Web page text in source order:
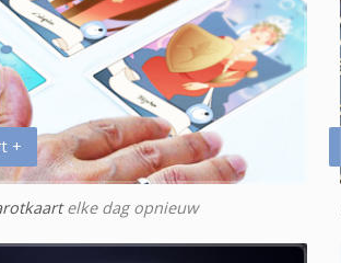
+
elke dag opnieuw